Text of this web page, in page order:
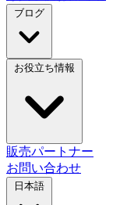
販売パートナー
お問い合わせ